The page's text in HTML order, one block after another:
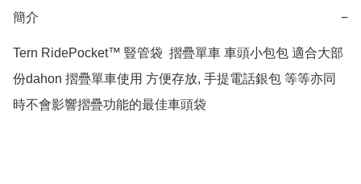
簡介 −
Tern RidePocket™️ 豎管袋  摺疊單車 車頭小包包 適合大部
份dahon 摺疊單車使用 方便存放, 手提電話銀包 等等亦同
時不會影響摺疊功能的最佳車頭袋